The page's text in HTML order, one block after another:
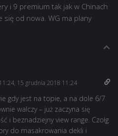
i 9 premium tak jak w Chinach
się od nowa. WG ma plany
11:24, 15 grudnia 2018 11:24
gdy jest na topie, a na dole 6/7
walczy – już zaczyna się
i beznadziejny view range. Czołg
do masakrowania dekli i